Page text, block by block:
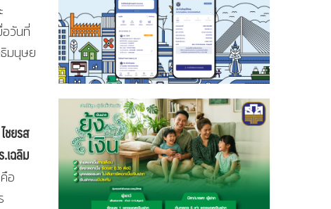
วันที่
มนุษย
ยรส
เฉลิม
อ